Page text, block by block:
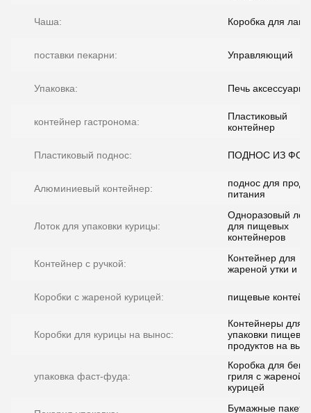
Чаша: Коробка для
поставки пекарни: Управляющий
Упаковка: Печь аксессуары
контейнер гастронома:
Пластиковый
контейнер
Пластиковый поднос: ПОДНОС ИЗ
Алюминиевый контейнер:
поднос для
питания
Лоток для упаковки курицы:
Одноразовый
для пищевых
контейнеров
Контейнер с ручкой:
Контейнер для
жареной утки и
Коробки с жареной курицей: пищевые
Коробки для курицы на вынос:
Контейнеры для
упаковки
продуктов на
упаковка фаст-фуда:
Коробка для
гриля с жареной
курицей
Бумажные пакеты